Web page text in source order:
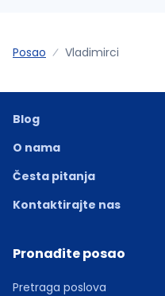
Posao Vladimirci
Blog
O nama
Česta pitanja
Kontaktirajte nas
Pronađite posao
Pretraga poslova